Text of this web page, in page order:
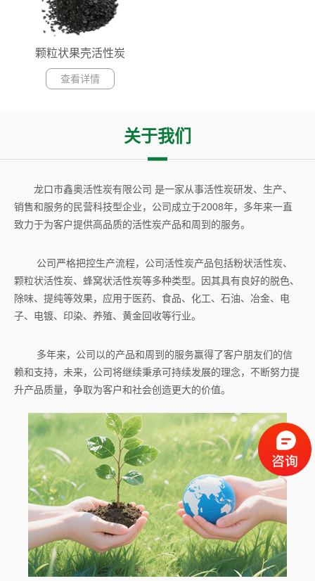
颗粒状果壳活性炭
查看详情
关于我们
龙口市鑫奥活性炭有限公司 是一家从事活性炭研发、生产、
销售和服务的民营科技型企业，公司成立于2008年，多年来一直
致力于为客户提供高品质的活性炭产品和周到的服务。
公司严格把控生产流程，公司活性炭产品包括粉状活性炭、
颗粒状活性炭、蜂窝状活性炭等多种类型。因其具有良好的脱色、
除味、提纯等效果，应用于医药、食品、化工、石油、冶金、电
子、电镀、印染、养殖、黄金回收等行业。
多年来，公司以的产品和周到的服务赢得了客户朋友们的信
赖和支持，未来，公司将继续秉承可持续发展的理念，不断努力提
升产品质量，争取为客户和社会创造更大的价值。